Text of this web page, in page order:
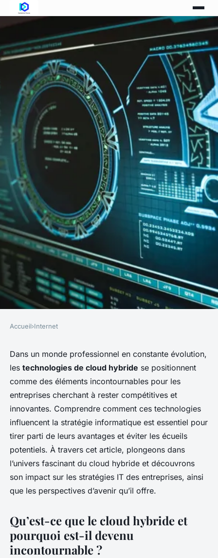
Comment les technologies de
cloud hybride influencent-
elles la stratégie informatique
des entreprises?
Logan•17 septembre 2024•9 min de lecture
Accueil›Internet
Dans un monde professionnel en constante évolution,
les technologies de cloud hybride se positionnent
comme des éléments incontournables pour les
entreprises cherchant à rester compétitives et
innovantes. Comprendre comment ces technologies
influencent la stratégie informatique est essentiel pour
tirer parti de leurs avantages et éviter les écueils
potentiels. À travers cet article, plongeons dans
l’univers fascinant du cloud hybride et découvrons
son impact sur les stratégies IT des entreprises, ainsi
que les perspectives d’avenir qu’il offre.
Qu’est-ce que le cloud hybride et
pourquoi est-il devenu
incontournable ?